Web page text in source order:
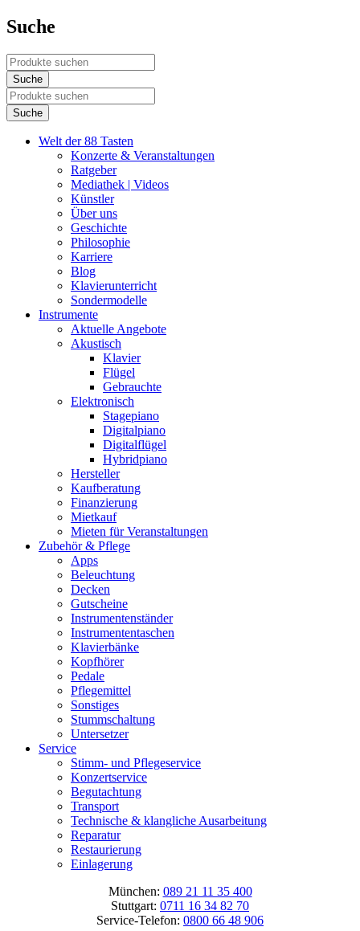
Suche
Welt der 88 Tasten
Konzerte & Veranstaltungen
Ratgeber
Mediathek | Videos
Künstler
Über uns
Geschichte
Philosophie
Karriere
Blog
Klavierunterricht
Sondermodelle
Instrumente
Aktuelle Angebote
Akustisch
Klavier
Flügel
Gebrauchte
Elektronisch
Stagepiano
Digitalpiano
Digitalflügel
Hybridpiano
Hersteller
Kaufberatung
Finanzierung
Mietkauf
Mieten für Veranstaltungen
Zubehör & Pflege
Apps
Beleuchtung
Decken
Gutscheine
Instrumentenständer
Instrumententaschen
Klavierbänke
Kopfhörer
Pedale
Pflegemittel
Sonstiges
Stummschaltung
Untersetzer
Service
Stimm- und Pflegeservice
Konzertservice
Begutachtung
Transport
Technische & klangliche Ausarbeitung
Reparatur
Restaurierung
Einlagerung
München: 089 21 11 35 400
Stuttgart: 0711 16 34 82 70
Service-Telefon: 0800 66 48 906